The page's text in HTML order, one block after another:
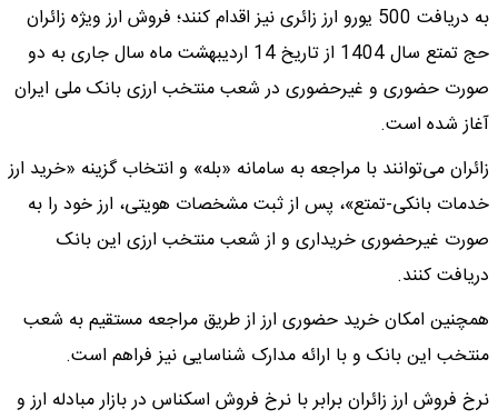
به دریافت 500 یورو ارز زائری نیز اقدام کنند؛ فروش ارز ویژه زائران
حج تمتع سال 1404 از تاریخ 14 اردیبهشت ماه سال جاری به دو
صورت حضوری و غیرحضوری در شعب منتخب ارزی بانک ملی ایران
آغاز شده است.
زائران می‌توانند با مراجعه به سامانه «بله» و انتخاب گزینه «خرید ارز
خدمات بانکی-تمتع»، پس از ثبت مشخصات هویتی، ارز خود را به
صورت غیرحضوری خریداری و از شعب منتخب ارزی این بانک
دریافت کنند.
همچنین امکان خرید حضوری ارز از طریق مراجعه مستقیم به شعب
منتخب این بانک و با ارائه مدارک شناسایی نیز فراهم است.
نرخ فروش ارز زائران برابر با نرخ فروش اسکناس در بازار مبادله ارز و